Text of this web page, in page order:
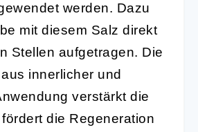
werden. Dazu
mit diesem Salz direkt
Stellen aufgetragen. Die
innerlicher und
verstärkt die
die Regeneration